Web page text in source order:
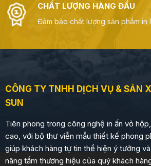
CHẤT LƯỢNG HÀNG ĐẦU
Đảm bảo chất lượng sản phẩm in
CÔNG TY TNHH DỊCH VỤ & SẢN
SUN
Tiên phong trong công nghệ in ấn vỏ
cao, với bộ thư viễn mẫu thiết kế phong
giúp khách hàng tự tin thể hiện ý tưởng
nâng tầm thương hiệu của quý khách